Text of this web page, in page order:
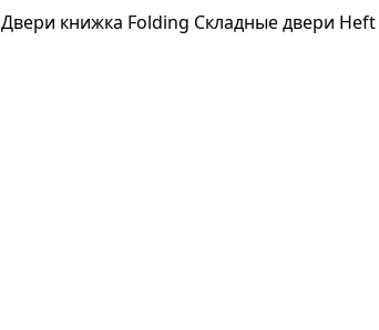
Двери книжка Folding Складные двери Heft